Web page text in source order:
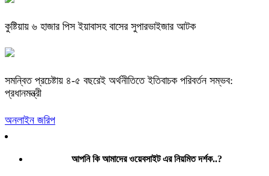
কুষ্টিয়ায় ৬ হাজার পিস ইয়াবাসহ বাসের সুপারভাইজার আটক
সমন্বিত প্রচেষ্টায় ৪-৫ বছরেই অর্থনীতিতে ইতিবাচক পরিবর্তন সম্ভব:
প্রধানমন্ত্রী
অনলাইন জরিপ
আপনি কি আমাদের ওয়েবসাইট এর নিয়মিত দর্শক..?